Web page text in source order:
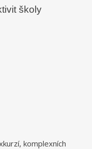
školy
komplexních